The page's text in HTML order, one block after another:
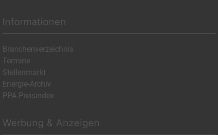
Informationen
Branchenverzeichnis
Termine
Stellenmarkt
Energie-Archiv
PPA-Preisindex
Werbung & Anzeigen